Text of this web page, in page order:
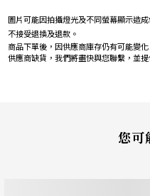
圖片可能因拍攝燈光及不同螢幕顯示造
不接受退換及退款。
商品下單後，因供應商庫存仍有可能變
供應商缺貨，我們將盡快與您聯繫，並
您可